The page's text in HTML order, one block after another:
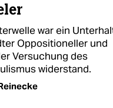
war ein
Oppositioneller und
Versuchung des
widerstand.